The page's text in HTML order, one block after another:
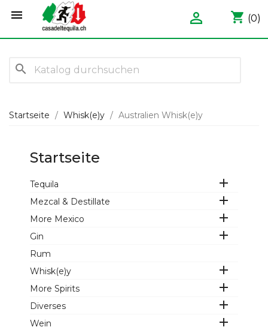
 shopping_cart (0)

search
Startseite Whisk(e)y Australien Whisk(e)y
Startseite
Tequila 
Mezcal & Destillate 
More Mexico 
Gin 
Rum
Whisk(e)y

More Spirits 
Diverses 
Wein 